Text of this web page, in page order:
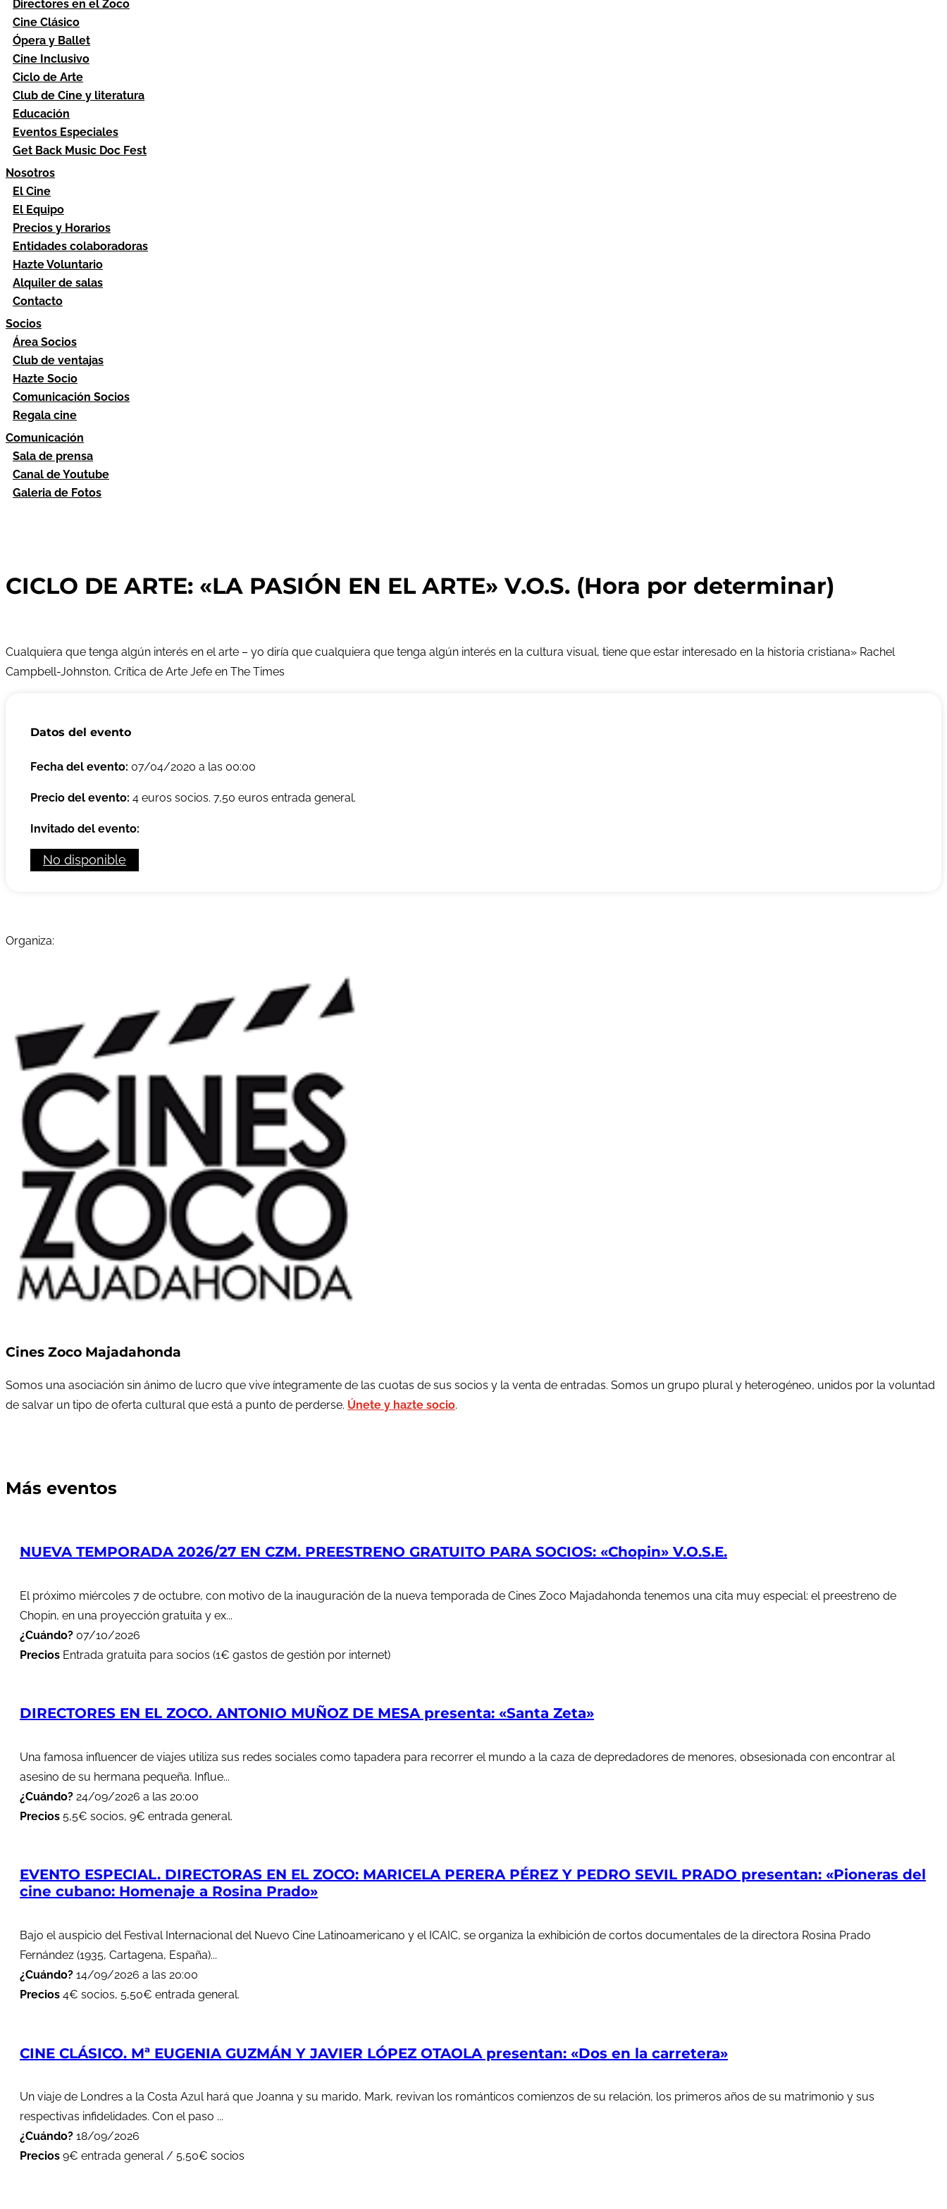
Directores en el Zoco
Cine Clásico
Ópera y Ballet
Cine Inclusivo
Ciclo de Arte
Club de Cine y literatura
Educación
Eventos Especiales
Get Back Music Doc Fest
Nosotros
El Cine
El Equipo
Precios y Horarios
Entidades colaboradoras
Hazte Voluntario
Alquiler de salas
Contacto
Socios
Área Socios
Club de ventajas
Hazte Socio
Comunicación Socios
Regala cine
Comunicación
Sala de prensa
Canal de Youtube
Galeria de Fotos
CICLO DE ARTE: «LA PASIÓN EN EL ARTE» V.O.S. (Hora por determinar)
Cualquiera que tenga algún interés en el arte – yo diría que cualquiera que tenga algún interés en la cultura visual, tiene que estar interesado en la historia cristiana» Rachel
Campbell-Johnston, Crítica de Arte Jefe en The Times
Datos del evento
Fecha del evento: 07/04/2020 a las 00:00
Precio del evento: 4 euros socios. 7,50 euros entrada general.
Invitado del evento:
No disponible
Organiza:
Cines Zoco Majadahonda
Somos una asociación sin ánimo de lucro que vive íntegramente de las cuotas de sus socios y la venta de entradas. Somos un grupo plural y heterogéneo, unidos por la voluntad
de salvar un tipo de oferta cultural que está a punto de perderse. Únete y hazte socio.
Más eventos
NUEVA TEMPORADA 2026/27 EN CZM. PREESTRENO GRATUITO PARA SOCIOS: «Chopin» V.O.S.E.
El próximo miércoles 7 de octubre, con motivo de la inauguración de la nueva temporada de Cines Zoco Majadahonda tenemos una cita muy especial: el preestreno de
Chopin, en una proyección gratuita y ex...
¿Cuándo? 07/10/2026
Precios Entrada gratuita para socios (1€ gastos de gestión por internet)
DIRECTORES EN EL ZOCO. ANTONIO MUÑOZ DE MESA presenta: «Santa Zeta»
Una famosa influencer de viajes utiliza sus redes sociales como tapadera para recorrer el mundo a la caza de depredadores de menores, obsesionada con encontrar al
asesino de su hermana pequeña. Influe...
¿Cuándo? 24/09/2026 a las 20:00
Precios 5,5€ socios, 9€ entrada general.
EVENTO ESPECIAL. DIRECTORAS EN EL ZOCO: MARICELA PERERA PÉREZ Y PEDRO SEVIL PRADO presentan: «Pioneras del
cine cubano: Homenaje a Rosina Prado»
Bajo el auspicio del Festival Internacional del Nuevo Cine Latinoamericano y el ICAIC, se organiza la exhibición de cortos documentales de la directora Rosina Prado
Fernández (1935, Cartagena, España)...
¿Cuándo? 14/09/2026 a las 20:00
Precios 4€ socios, 5,50€ entrada general.
CINE CLÁSICO. Mª EUGENIA GUZMÁN Y JAVIER LÓPEZ OTAOLA presentan: «Dos en la carretera»
Un viaje de Londres a la Costa Azul hará que Joanna y su marido, Mark, revivan los románticos comienzos de su relación, los primeros años de su matrimonio y sus
respectivas infidelidades. Con el paso ...
¿Cuándo? 18/09/2026
Precios 9€ entrada general / 5,50€ socios